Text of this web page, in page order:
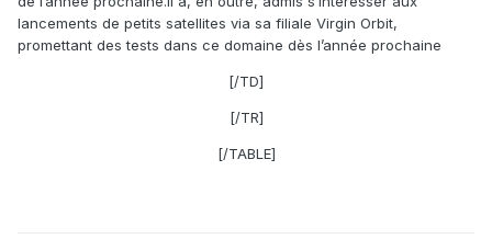
lancements de petits satellites via sa filiale Virgin Orbit,
promettant des tests dans ce domaine dès l’année prochaine
[/TD]
[/TR]
[/TABLE]